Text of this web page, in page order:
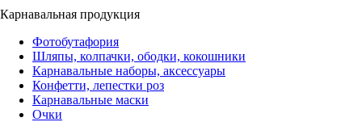
Карнавальная продукция
Фотобутафория
Шляпы, колпачки, ободки, кокошники
Карнавальные наборы, аксессуары
Конфетти, лепестки роз
Карнавальные маски
Очки